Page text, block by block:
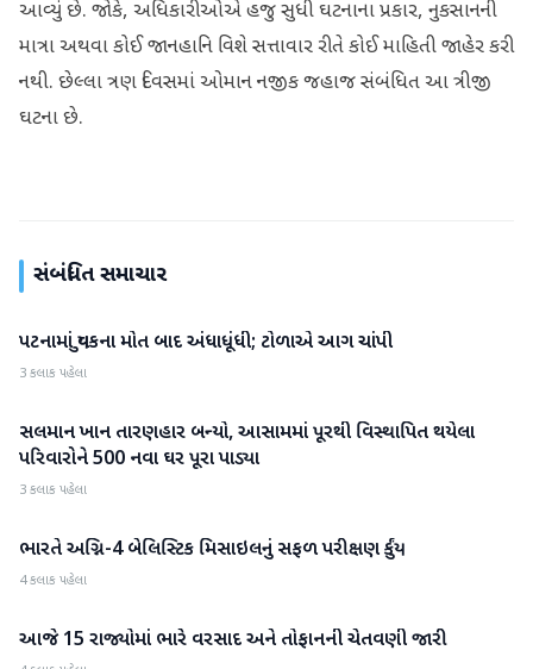
આવ્યું છે. જોકે, અધિકારીઓએ હજુ સુધી ઘટનાના પ્રકાર, નુકસાનની
માત્રા અથવા કોઈ જાનહાનિ વિશે સત્તાવાર રીતે કોઈ માહિતી જાહેર કરી
નથી. છેલ્લા ત્રણ દિવસમાં ઓમાન નજીક જહાજ સંબંધિત આ ત્રીજી
ઘટના છે.
સંબંધિત સમાચાર
રાષ્ટ્રીય
પટનામાં યુવકના મોત બાદ અંધાધૂંધી; ટોળાએ આગ ચાંપી
3 કલાક પહેલા
રાષ્ટ્રીય
સલમાન ખાન તારણહાર બન્યો, આસામમાં પૂરથી વિસ્થાપિત થયેલા
પરિવારોને 500 નવા ઘર પૂરા પાડ્યા
3 કલાક પહેલા
રાષ્ટ્રીય
ભારતે અગ્નિ-4 બેલિસ્ટિક મિસાઇલનું સફળ પરીક્ષણ કર્યું
4 કલાક પહેલા
રાષ્ટ્રીય
આજે 15 રાજ્યોમાં ભારે વરસાદ અને તોફાનની ચેતવણી જારી